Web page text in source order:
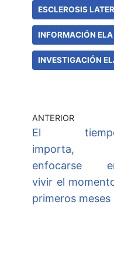
ESCLEROSIS
INFORMACIÓN ELA
INVESTIGACIÓN
ANTERIOR
El
importa,
enfocarse
vivir el
primeros meses